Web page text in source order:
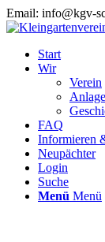
Email: info@kgv-
Start
Wir
Verein
Anlage
FAQ
Informieren
Neupächter
Login
Suche
Menü Menü